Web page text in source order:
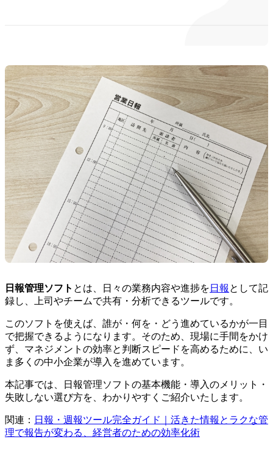
日報管理ソフト とは、日々の業務内容や進捗を 日報 として記
録し、上司やチームで共有・分析できるツールです。
このソフトを使えば、誰が・何を・どう進めているかが一目
で把握できるようになります。そのため、現場に手間をかけ
ず、マネジメントの効率と判断スピードを高めるために、い
ま多くの中小企業が導入を進めています。
本記事では、日報管理ソフトの基本機能・導入のメリット・
失敗しない選び方を、わかりやすくご紹介いたします。
関連： 日報・週報ツール完全ガイド｜活きた情報とラクな管
理で報告が変わる、経営者のための効率化術